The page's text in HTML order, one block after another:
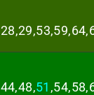
44,48,51